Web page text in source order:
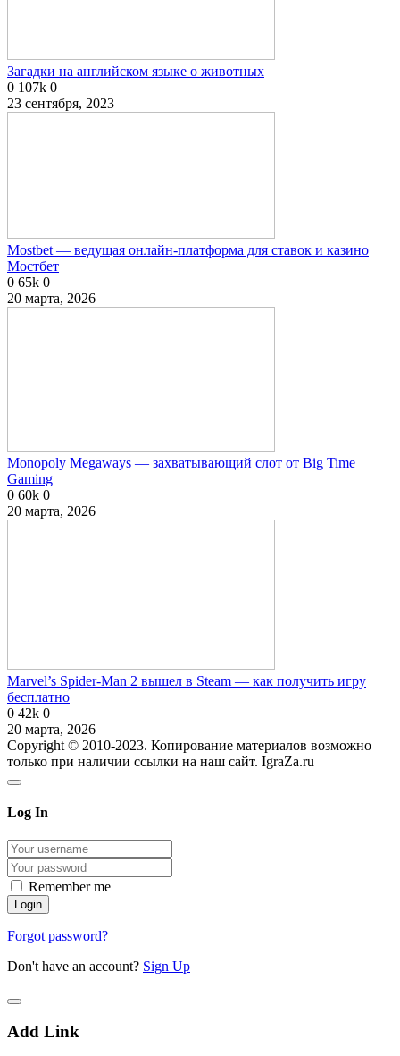
Загадки на английском языке о животных
0 107k 0
23 сентября, 2023
Mostbet — ведущая онлайн-платформа для ставок и казино
Мостбет
0 65k 0
20 марта, 2026
Monopoly Megaways — захватывающий слот от Big Time
Gaming
0 60k 0
20 марта, 2026
Marvel’s Spider-Man 2 вышел в Steam — как получить игру
бесплатно
0 42k 0
20 марта, 2026
Copyright © 2010-2023. Копирование материалов возможно
только при наличии ссылки на наш сайт. IgraZa.ru
Log In
Remember me
Forgot password?
Don't have an account? Sign Up
Add Link